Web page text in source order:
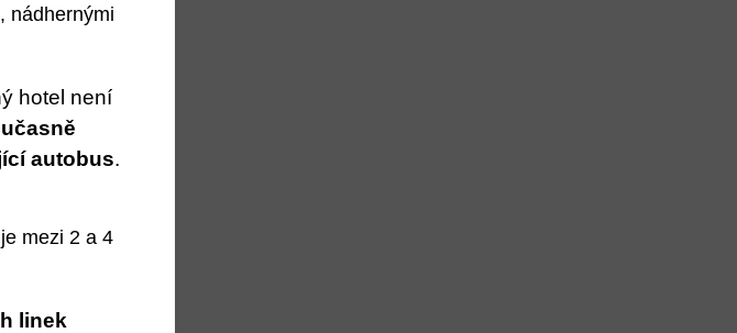
nádhernými
hotel není
autobus.
mezi 2 a 4
linek